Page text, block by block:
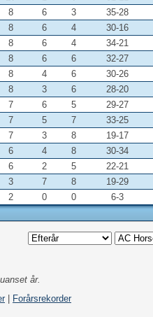
8 6 3
35-28
8 6 4
30-16
8 6 4
34-21
8 6 6
32-27
8 4 6
30-26
8 3 6
28-20
7 6 5
29-27
7 5 7
33-25
7 3 8
19-17
6 4 8
30-34
6 2 5
22-21
3 7 8
19-29
2 0 0 6-3
år.
Forårsrekorder